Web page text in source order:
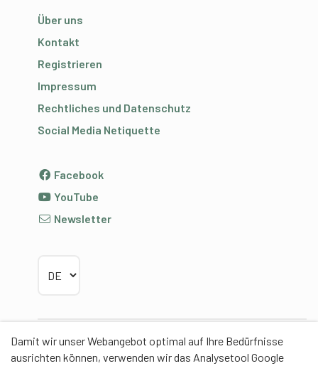
Damit wir unser Webangebot optimal auf Ihre Bedürfnisse
ausrichten können, verwenden wir das Analysetool Google
Über uns
Kontakt
Registrieren
Impressum
Rechtliches und Datenschutz
Social Media Netiquette
Facebook
YouTube
Newsletter
Partner